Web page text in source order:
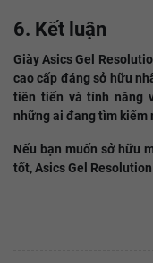
6. Kết luận
Giày Asics Gel
cao cấp đáng sở hữu
tiên tiến và tính năng
những ai đang tìm kiếm
Nếu bạn muốn sở hữu
tốt, Asics Gel